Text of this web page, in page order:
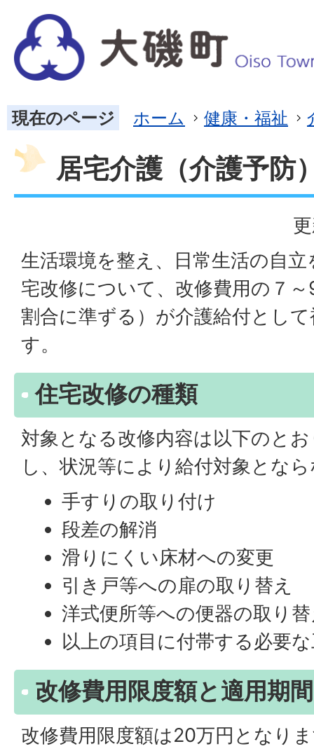
現在のページ ホーム 健康・福祉
居宅介護（介護予防
生活環境を整え、日常生活の自
宅改修について、改修費用の７
割合に準ずる）が介護給付とし
す。
住宅改修の種類
対象となる改修内容は以下のと
し、状況等により給付対象とな
手すりの取り付け
段差の解消
滑りにくい床材への変更
引き戸等への扉の取り替え
洋式便所等への便器の取り
以上の項目に付帯する必要
改修費用限度額と適用期間
改修費用限度額は20万円となり